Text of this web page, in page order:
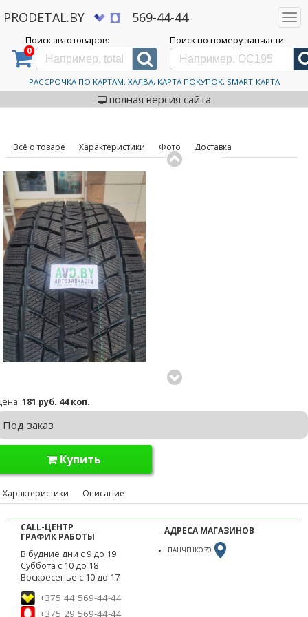
PRODETAL.BY 569-44-44
Поиск автотоваров:
0
Поиск по номеру запчасти:
РАССРОЧКА ПО КАРТАМ: ХАЛВА, КАРТА ПОКУПОК, SMART-КАРТА
полная версия сайта
Дискаунтер автозапчастей PRODETAL.BY > Каталог автотоваров > Шины > Habilead >
RW501 205/55R16 91H
Автошины Habilead IceMax
RW501 205/55R16 91H
код товара: 631578
Всё о товаре Характеристики Фото Доставка
181 руб. 44 коп.
Под заказ
Купить
Характеристики Описание
CALL-ЦЕНТР
ГРАФИК РАБОТЫ
В будние дни с 9 до 19
Суббота с 10 до 18
Воскресенье с 10 до 17
+375 44 569-44-44
+375 29 569-44-44
АДРЕСА МАГАЗИНОВ
ПАНЧЕНКО 70